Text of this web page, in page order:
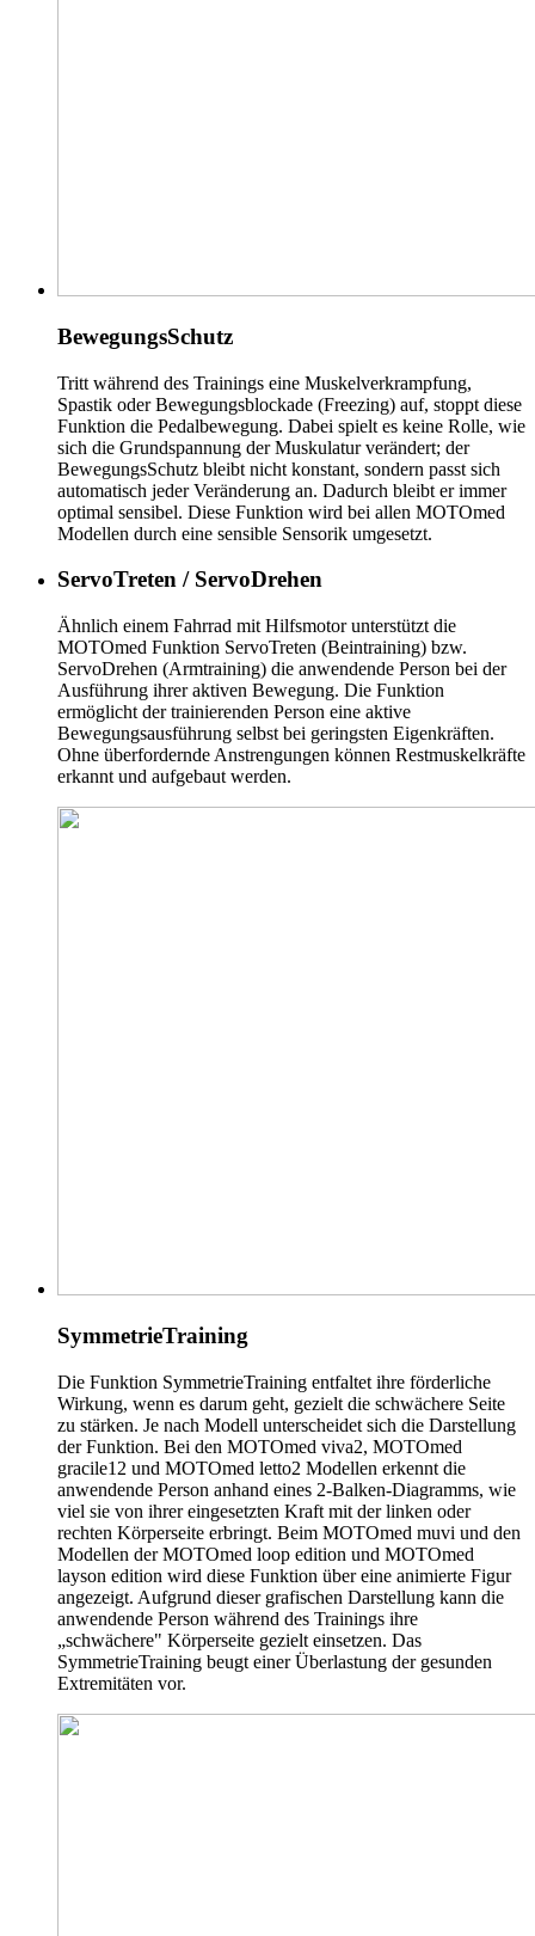
BewegungsSchutz
Tritt während des Trainings eine Muskelverkrampfung,
Spastik oder Bewegungsblockade (Freezing) auf, stoppt diese
Funktion die Pedalbewegung. Dabei spielt es keine Rolle, wie
sich die Grundspannung der Muskulatur verändert; der
BewegungsSchutz bleibt nicht konstant, sondern passt sich
automatisch jeder Veränderung an. Dadurch bleibt er immer
optimal sensibel. Diese Funktion wird bei allen MOTOmed
Modellen durch eine sensible Sensorik umgesetzt.
ServoTreten / ServoDrehen
Ähnlich einem Fahrrad mit Hilfsmotor unterstützt die
MOTOmed Funktion ServoTreten (Beintraining) bzw.
ServoDrehen (Armtraining) die anwendende Person bei der
Ausführung ihrer aktiven Bewegung. Die Funktion
ermöglicht der trainierenden Person eine aktive
Bewegungsausführung selbst bei geringsten Eigenkräften.
Ohne überfordernde Anstrengungen können Restmuskelkräfte
erkannt und aufgebaut werden.
SymmetrieTraining
Die Funktion SymmetrieTraining entfaltet ihre förderliche
Wirkung, wenn es darum geht, gezielt die schwächere Seite
zu stärken. Je nach Modell unterscheidet sich die Darstellung
der Funktion. Bei den MOTOmed viva2, MOTOmed
gracile12 und MOTOmed letto2 Modellen erkennt die
anwendende Person anhand eines 2-Balken-Diagramms, wie
viel sie von ihrer eingesetzten Kraft mit der linken oder
rechten Körperseite erbringt. Beim MOTOmed muvi und den
Modellen der MOTOmed loop edition und MOTOmed
layson edition wird diese Funktion über eine animierte Figur
angezeigt. Aufgrund dieser grafischen Darstellung kann die
anwendende Person während des Trainings ihre
„schwächere" Körperseite gezielt einsetzen. Das
SymmetrieTraining beugt einer Überlastung der gesunden
Extremitäten vor.